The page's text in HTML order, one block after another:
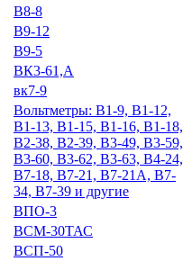
В8-8
В9-12
В9-5
ВК3-61,А
вк7-9
Вольтметры: В1-9, В1-12,
В1-13, В1-15, В1-16, В1-18,
В2-38, В2-39, В3-49, В3-59,
В3-60, В3-62, В3-63, В4-24,
В7-18, В7-21, В7-21А, В7-
34, В7-39 и другие
ВПО-3
ВСМ-30ТАС
ВСП-50